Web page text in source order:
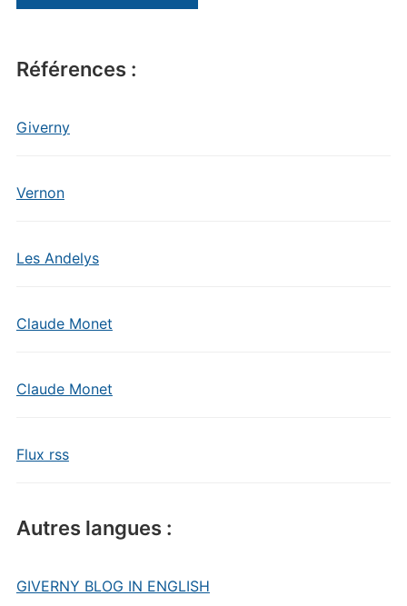
Références :
Giverny
Vernon
Les Andelys
Claude Monet
Claude Monet
Flux rss
Autres langues :
GIVERNY BLOG IN ENGLISH